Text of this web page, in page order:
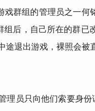
戏群组的管理员之一
组后，自己所在的群
途退出游戏，裸照会被
理员只向他们索要身